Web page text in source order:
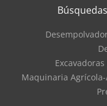
Maquinaria